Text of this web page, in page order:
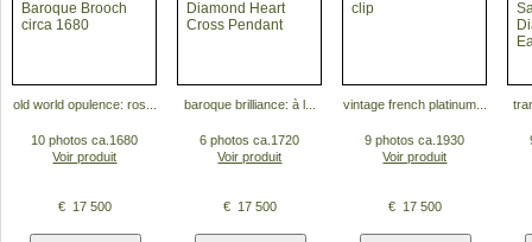
old world opulence: ros...
10 photos ca.1680
Voir produit
€ 17 500
baroque brilliance: à l...
6 photos ca.1720
Voir produit
€ 17 500
vintage french platinum...
9 photos ca.1930
Voir produit
€ 17 500